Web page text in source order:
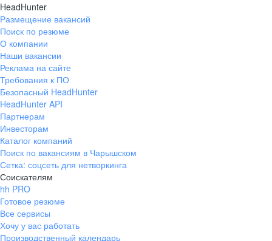
HeadHunter
Размещение вакансий
Поиск по резюме
О компании
Наши вакансии
Реклама на сайте
Требования к ПО
Безопасный HeadHunter
HeadHunter API
Партнерам
Инвесторам
Каталог компаний
Поиск по вакансиям в Чарышском
Сетка: соцсеть для нетворкинга
Соискателям
hh PRO
Готовое резюме
Все сервисы
Хочу у вас работать
Производственный календарь